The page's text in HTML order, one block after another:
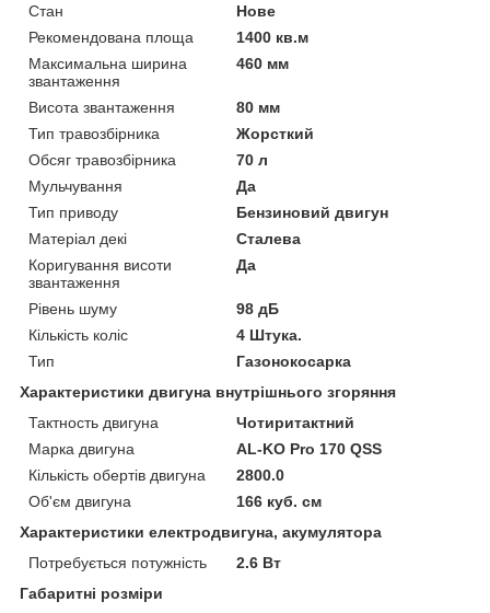
Стан
Нове
Рекомендована площа
1400 кв.м
Максимальна ширина
звантаження
460 мм
Висота звантаження
80 мм
Тип травозбірника
Жорсткий
Обсяг травозбірника
70 л
Мульчування
Да
Тип приводу
Бензиновий двигун
Матеріал декі
Сталева
Коригування висоти
звантаження
Да
Рівень шуму
98 дБ
Кількість коліс
4 Штука.
Тип
Газонокосарка
Характеристики двигуна внутрішнього згоряння
Тактность двигуна
Чотиритактний
Марка двигуна
AL-KO Pro 170 QSS
Кількість обертів двигуна
2800.0
Об'єм двигуна
166 куб. см
Характеристики електродвигуна, акумулятора
Потребується потужність
2.6 Вт
Габаритні розміри